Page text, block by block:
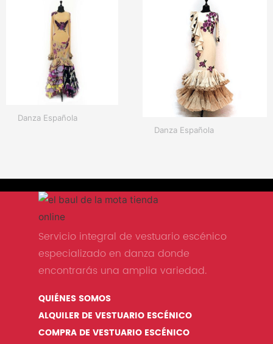
Danza Española
Danza Española
Servicio integral de vestuario escénico
especializado en danza donde
encontrarás una amplia variedad.
QUIÉNES SOMOS
ALQUILER DE VESTUARIO ESCÉNICO
COMPRA DE VESTUARIO ESCÉNICO